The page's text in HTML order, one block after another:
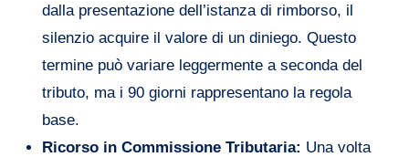
dalla presentazione dell’istanza di rimborso, il
silenzio acquire il valore di un diniego. Questo
termine può variare leggermente a seconda del
tributo, ma i 90 giorni rappresentano la regola
base.
Ricorso in Commissione Tributaria: Una volta